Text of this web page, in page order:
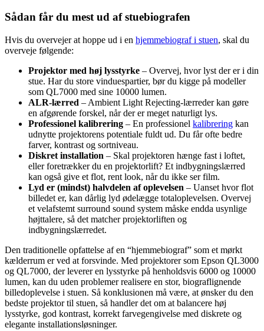
Sådan får du mest ud af stuebiografen
Hvis du overvejer at hoppe ud i en hjemmebiograf i stuen, skal du
overveje følgende:
Projektor med høj lysstyrke – Overvej, hvor lyst der er i din
stue. Har du store vinduespartier, bør du kigge på modeller
som QL7000 med sine 10000 lumen.
ALR-lærred – Ambient Light Rejecting-lærreder kan gøre
en afgørende forskel, når der er meget naturligt lys.
Professionel kalibrering – En professionel kalibrering kan
udnytte projektorens potentiale fuldt ud. Du får ofte bedre
farver, kontrast og sortniveau.
Diskret installation – Skal projektoren hænge fast i loftet,
eller foretrækker du en projektorlift? Et indbygningslærred
kan også give et flot, rent look, når du ikke ser film.
Lyd er (mindst) halvdelen af oplevelsen – Uanset hvor flot
billedet er, kan dårlig lyd ødelægge totaloplevelsen. Overvej
et velafstemt surround sound system måske endda usynlige
højttalere, så det matcher projektorliften og
indbygningslærredet.
Den traditionelle opfattelse af en “hjemmebiograf” som et mørkt
kælderrum er ved at forsvinde. Med projektorer som Epson QL3000
og QL7000, der leverer en lysstyrke på henholdsvis 6000 og 10000
lumen, kan du uden problemer realisere en stor, biograflignende
billedoplevelse i stuen. Så konklusionen må være, at ønsker du den
bedste projektor til stuen, så handler det om at balancere høj
lysstyrke, god kontrast, korrekt farvegengivelse med diskrete og
elegante installationsløsninger.